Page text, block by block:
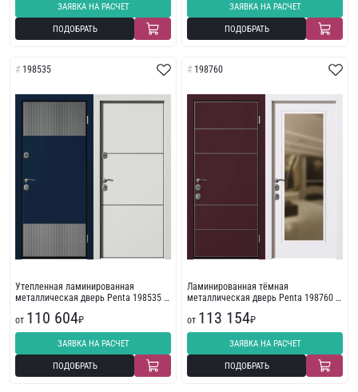
ЗАЯВКА НА РАСЧЕТ
ПОДОБРАТЬ
ЗАЯВКА НА РАСЧЕТ
ПОДОБРАТЬ
198535
Утепленная ламинированная
металлическая дверь Penta 198535 с
от 110 604₽
ЗАЯВКА НА РАСЧЕТ
ПОДОБРАТЬ
198760
Ламинированная тёмная
металлическая дверь Penta 198760 в
от 113 154₽
ЗАЯВКА НА РАСЧЕТ
ПОДОБРАТЬ